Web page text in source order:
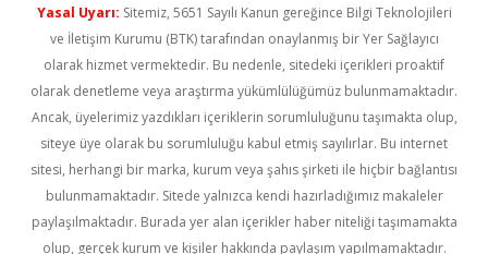
Yasal Uyarı: Sitemiz, 5651 Sayılı Kanun gereğince Bilgi Teknolojileri
ve İletişim Kurumu (BTK) tarafından onaylanmış bir Yer Sağlayıcı
olarak hizmet vermektedir. Bu nedenle, sitedeki içerikleri proaktif
olarak denetleme veya araştırma yükümlülüğümüz bulunmamaktadır.
Ancak, üyelerimiz yazdıkları içeriklerin sorumluluğunu taşımakta olup,
siteye üye olarak bu sorumluluğu kabul etmiş sayılırlar. Bu internet
sitesi, herhangi bir marka, kurum veya şahıs şirketi ile hiçbir bağlantısı
bulunmamaktadır. Sitede yalnızca kendi hazırladığımız makaleler
paylaşılmaktadır. Burada yer alan içerikler haber niteliği taşımamakta
olup, gerçek kurum ve kişiler hakkında paylaşım yapılmamaktadır.